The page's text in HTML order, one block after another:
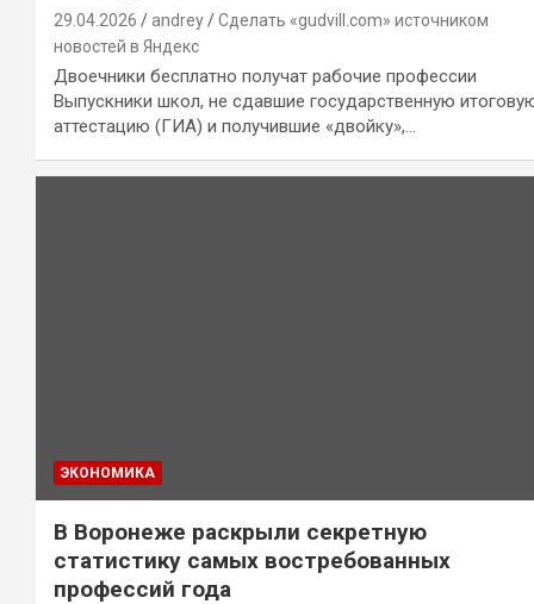
29.04.2026 andrey
Сделать «gudvill.com» источником
новостей в Яндекс
Двоечники бесплатно получат рабочие профессии
Выпускники школ, не сдавшие государственную
аттестацию (ГИА) и получившие «двойку»,…
ЭКОНОМИКА
В Воронеже раскрыли секретную
статистику самых востребованных
профессий года